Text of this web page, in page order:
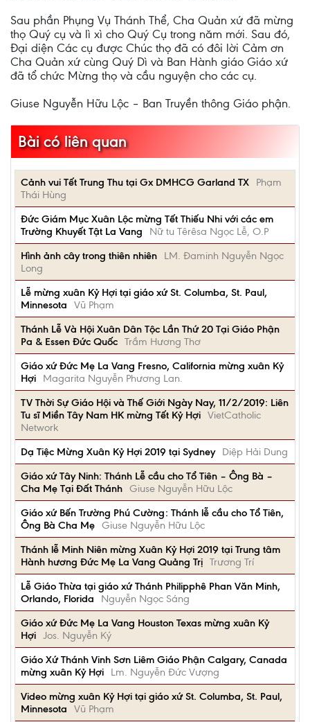
Sau phần Phụng Vụ Thánh Thể, Cha Quản xứ đã mừng
thọ Quý cụ và lì xì cho Quý Cụ trong năm mới. Sau đó,
Đại diện Các cụ được Chúc thọ đã có đôi lời Cảm ơn
Cha Quản xứ cùng Quý Dì và Ban Hành giáo Giáo xứ
đã tổ chức Mừng thọ và cầu nguyện cho các cụ.
Giuse Nguyễn Hữu Lộc – Ban Truyền thông Giáo phận.
Bài có liên quan
Cảnh vui Tết Trung Thu tại Gx DMHCG Garland TX
Phạm
Thái Hùng
Đức Giám Mục Xuân Lộc mừng Tết Thiếu Nhi với các em
Trường Khuyết Tật La Vang
Nữ tu Têrêsa Ngọc Lễ, O.P
Hình ảnh cây trong thiên nhiên
LM. Đaminh Nguyễn Ngọc
Long
Lễ mừng xuân Kỷ Hợi tại giáo xứ St. Columba, St. Paul,
Minnesota
Vũ Phạm
Thánh Lễ Và Hội Xuân Dân Tộc Lần Thứ 20 Tại Giáo Phận
Pa & Essen Đức Quốc Trầm Hương Thơ
Giáo xứ Đức Mẹ La Vang Fresno, California mừng xuân Kỷ
Hợi
Magarita Nguyễn Phương Lan.
TV Thời Sự Giáo Hội và Thế Giới Ngày Nay, 11/2/2019: Liên
Tu sĩ Miền Tây Nam HK mừng Tết Kỷ Hợi VietCatholic
Network
Dạ Tiệc Mừng Xuân Kỷ Hợi 2019 tại Sydney
Diệp Hải Dung
Giáo xứ Tây Ninh: Thánh Lễ cầu cho Tổ Tiên – Ông Bà –
Cha Mẹ Tại Đất Thánh Giuse Nguyễn Hữu Lộc
Giáo xứ Bến Trường Phú Cường: Thánh lễ cầu cho Tổ Tiên,
Ông Bà Cha Mẹ Giuse Nguyễn Hữu Lộc
Thánh lễ Minh Niên mừng Xuân Kỷ Hợi 2019 tại Trung tâm
Hành hương Đức Mẹ La Vang Quảng Trị Trương Trí
Lễ Giáo Thừa tại giáo xứ Thánh Philipphê Phan Văn Minh,
Orlando, Florida
Nguyễn Ngọc Sáng
Giáo xứ Đức Mẹ La Vang Houston Texas mừng xuân Kỷ
Hợi Jos. Nguyễn Ký
Giáo Xứ Thánh Vinh Sơn Liêm Giáo Phận Calgary, Canada
mừng xuân Kỷ Hợi
Lm. Nguyễn Đức Vượng
Video mừng xuân Kỷ Hợi tại giáo xứ St. Columba, St. Paul,
Minnesota
Vũ Phạm